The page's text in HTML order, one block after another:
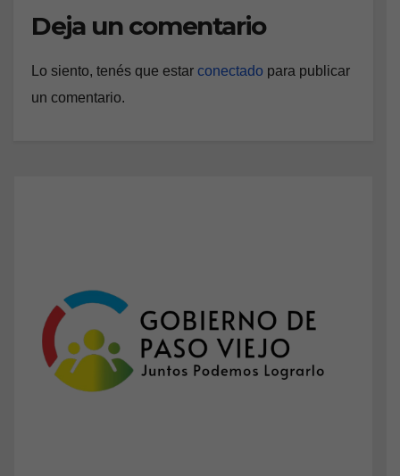
Deja un comentario
Lo siento, tenés que estar conectado para publicar
un comentario.